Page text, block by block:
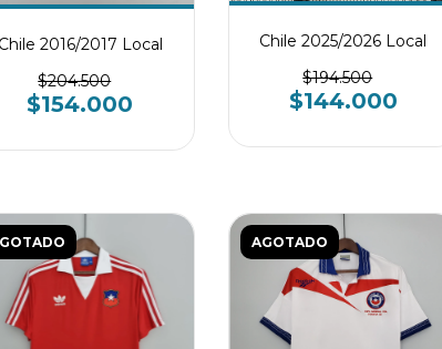
Chile 2016/2017 Local
$204.500
$154.000
Chile 2025/2026 Local
$194.500
$144.000
AGOTADO